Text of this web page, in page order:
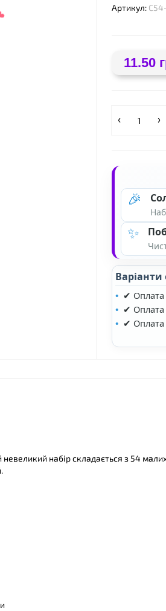
Артикул:
11.50
🎉
✨
✔ Оплата
✔ Оплата
✔ Оплата
набір складається з 54